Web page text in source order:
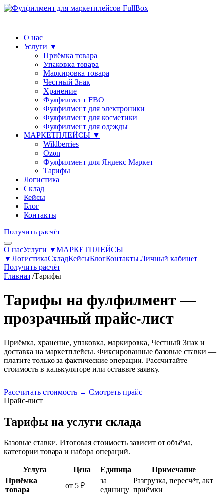
О нас
Услуги ▼
Приёмка товара
Упаковка товара
Маркировка товара
Честный Знак
Хранение
Фулфилмент FBO
Фулфилмент для электроники
Фулфилмент для косметики
Фулфилмент для одежды
МАРКЕТПЛЕЙСЫ ▼
Wildberries
Ozon
Фулфилмент для Яндекс Маркет
Тарифы
Логистика
Склад
Кейсы
Блог
Контакты
Получить расчёт
О насУслуги ▼МАРКЕТПЛЕЙСЫ
▼ЛогистикаСкладКейсыБлогКонтакты Личный кабинет
Получить расчёт
Главная /Тарифы
Тарифы на фулфилмент —
прозрачный прайс-лист
Приёмка, хранение, упаковка, маркировка, Честный Знак и
доставка на маркетплейсы. Фиксированные базовые ставки —
платите только за фактические операции. Рассчитайте
стоимость в калькуляторе или оставьте заявку.
Рассчитать стоимость → Смотреть прайс
Прайс-лист
Тарифы на услуги склада
Базовые ставки. Итоговая стоимость зависит от объёма,
категории товара и набора операций.
Услуга Цена Единица
Примечание
Приёмка
товара
от 5 ₽
за
единицу
Разгрузка, пересчёт, акт
приёмки